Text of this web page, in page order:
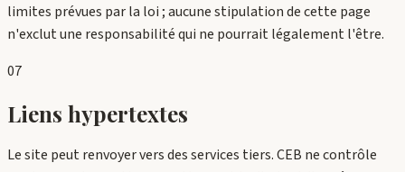
limites prévues par la loi ; aucune stipulation de cette page
n'exclut une responsabilité qui ne pourrait légalement l'être.
07
Liens hypertextes
Le site peut renvoyer vers des services tiers. CEB ne contrôle